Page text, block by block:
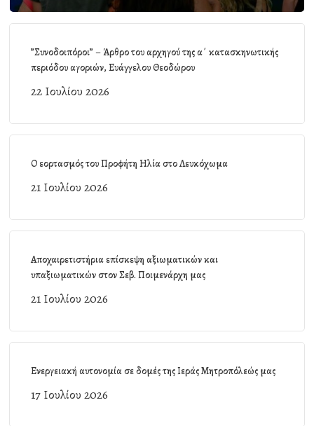
”Συνοδοιπόροι” – Άρθρο του αρχηγού της α΄ κατασκηνωτικής
περιόδου αγοριών, Ευάγγελου Θεοδώρου
22 Ιουλίου 2026
Ο εορτασμός του Προφήτη Ηλία στο Λευκόχωμα
21 Ιουλίου 2026
Αποχαιρετιστήρια επίσκεψη αξιωματικών και
υπαξιωματικών στον Σεβ. Ποιμενάρχη μας
21 Ιουλίου 2026
Ενεργειακή αυτονομία σε δομές της Ιεράς Μητροπόλεώς μας
17 Ιουλίου 2026